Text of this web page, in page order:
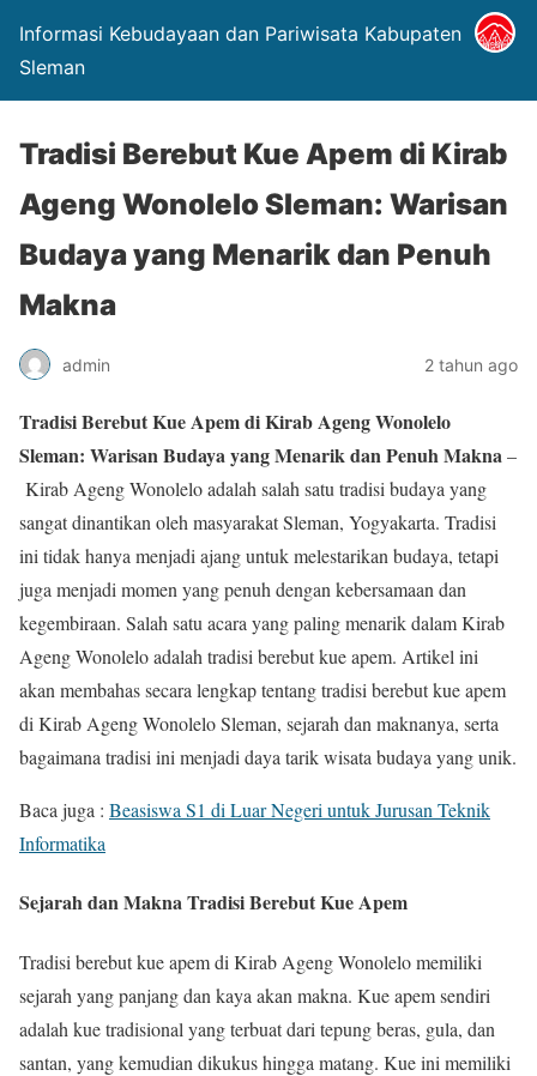
Informasi Kebudayaan dan Pariwisata Kabupaten
Sleman
Tradisi Berebut Kue Apem di Kirab
Ageng Wonolelo Sleman: Warisan
Budaya yang Menarik dan Penuh
Makna
admin 2 tahun ago
Tradisi Berebut Kue Apem di Kirab Ageng Wonolelo
Sleman: Warisan Budaya yang Menarik dan Penuh Makna–
Kirab Ageng Wonolelo adalah salah satu tradisi budaya yang
sangat dinantikan oleh masyarakat Sleman, Yogyakarta. Tradisi
ini tidak hanya menjadi ajang untuk melestarikan budaya, tetapi
juga menjadi momen yang penuh dengan kebersamaan dan
kegembiraan. Salah satu acara yang paling menarik dalam Kirab
Ageng Wonolelo adalah tradisi berebut kue apem. Artikel ini
akan membahas secara lengkap tentang tradisi berebut kue apem
di Kirab Ageng Wonolelo Sleman, sejarah dan maknanya, serta
bagaimana tradisi ini menjadi daya tarik wisata budaya yang unik.
Baca juga : Beasiswa S1 di Luar Negeri untuk Jurusan Teknik
Informatika
Sejarah dan Makna Tradisi Berebut Kue Apem
Tradisi berebut kue apem di Kirab Ageng Wonolelo memiliki
sejarah yang panjang dan kaya akan makna. Kue apem sendiri
adalah kue tradisional yang terbuat dari tepung beras, gula, dan
santan, yang kemudian dikukus hingga matang. Kue ini memiliki